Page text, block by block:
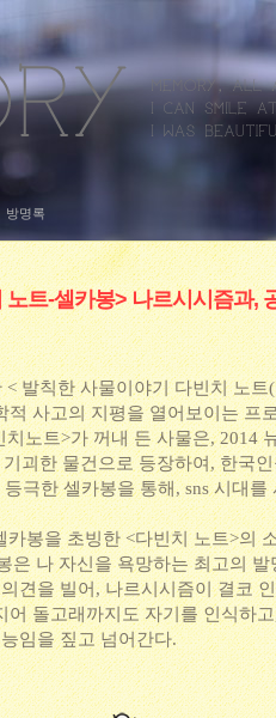
방명록
트-셀카봉> 나르시시즘과,
발칙한 사물이야기 다빈치 노
적 사고의 지평을 열어보이는 프
노트>가 꺼내 든 사물은, 2014
괴한 물건으로 등장하여, 한국
극한 셀카봉을 통해, sns 시대
봉을 초빙한 <다빈치 노트>의
은 나 자신을 욕망하는 최고의
견을 빌어, 나르시시즘이 결코
어 돌고래까지도 자기를 인식하
임을 짚고 넘어간다.